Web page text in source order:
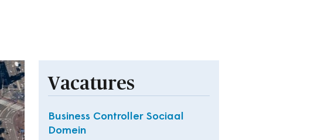
Vacatures
Business Controller Sociaal
Domein